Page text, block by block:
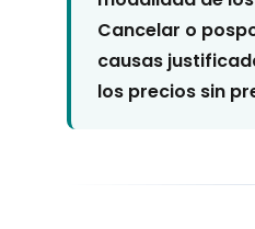
Cancelar o
causas
los precios sin